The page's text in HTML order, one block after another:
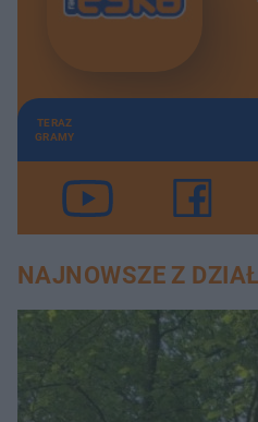
TERAZ
GRAMY
NAJNOWSZE Z